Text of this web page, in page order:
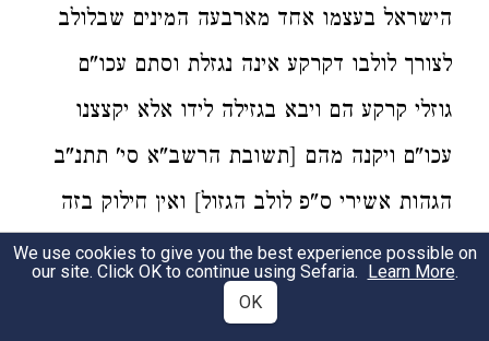
הישראל בעצמו אחד מארבעה המינים שבלולב
לצורך לולבו דקרקע אינה נגזלת וסתם עכו"ם
גוזלי קרקע הם ויבא בגזילה לידו אלא יקצצנו
עכו"ם ויקנה מהם [תשובת הרשב"א סי' תתנ"ב
הגהות אשירי ס"פ לולב הגזול] ואין חילוק בזה
בין א"יאו חוצה לארץ [אור זרוע]. לולבשאגדו
עכו"ם ועשאו כשר כמו סוכת עכו"ם [מרדכי
We use cookies to give you the best experience possible on
our site. Click OK to continue using Sefaria. Learn More.
OK